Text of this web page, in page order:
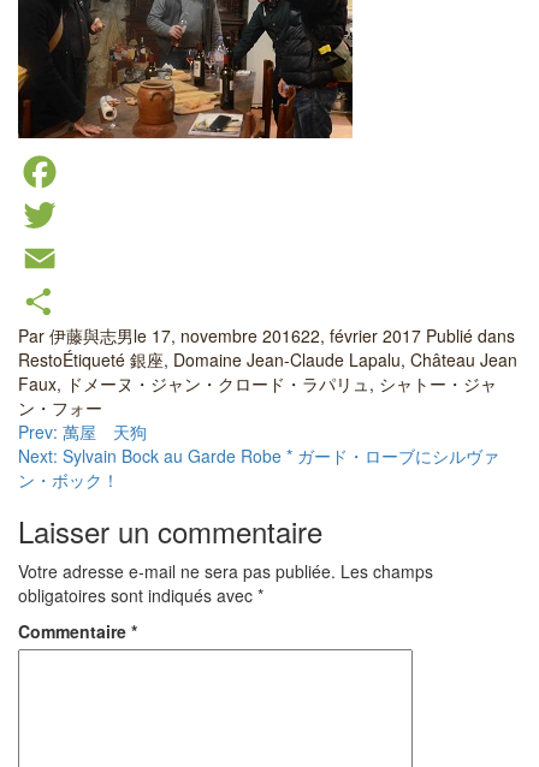
Facebook
Twitter
Email
Partager
Par 伊藤與志男le 17, novembre 201622, février 2017 Publié dans
RestoÉtiqueté 銀座, Domaine Jean-Claude Lapalu, Château Jean
Faux, ドメーヌ・ジャン・クロード・ラパリュ, シャトー・ジャ
ン・フォー
Navigation
de
l’article
Prev: 萬屋 天狗
Next: Sylvain Bock au Garde Robe * ガード・ローブにシルヴァ
ン・ボック！
Laisser un commentaire
Votre adresse e-mail ne sera pas publiée. Les champs
obligatoires sont indiqués avec *
Commentaire *